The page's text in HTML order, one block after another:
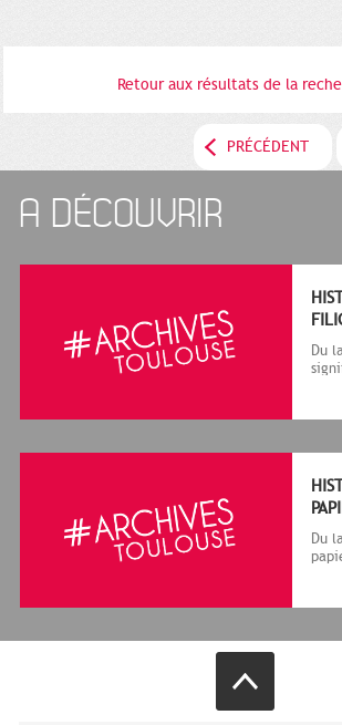
Retour aux résultats de la
PRÉCÉDENT
A DÉCOUVRIR
Du
le
Du